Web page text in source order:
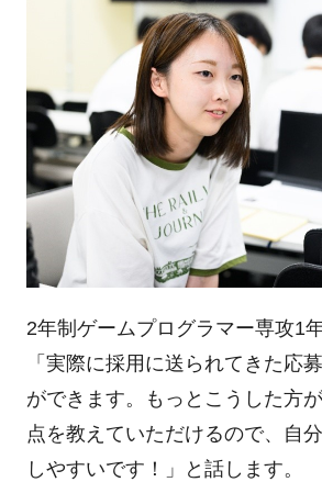
2年制ゲームプログラマー専攻1
「実際に採用に送られてきた応
ができます。もっとこうした方
点を教えていただけるので、自
しやすいです！」と話します。